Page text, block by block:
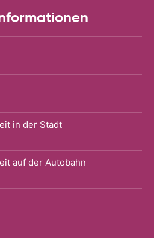
in der Stadt
auf der Autobahn